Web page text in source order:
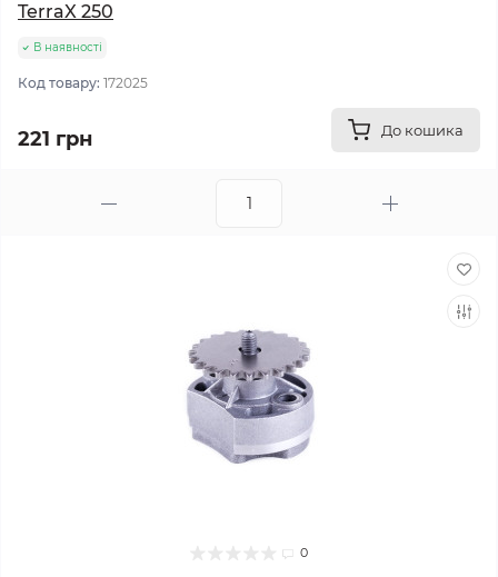
TerraX 250
В наявності
Код товару: 172025
221 грн До кошика
0